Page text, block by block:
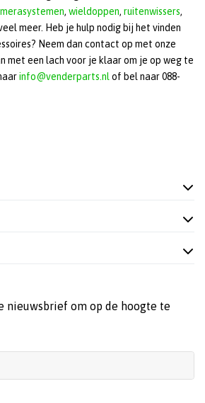
, wieldoppen, ruitenwissers,
meer. Heb je hulp nodig bij het vinden
Neem dan contact op met onze
met een lach voor je klaar om je op weg te
info@venderparts.nl of bel naar 088-
nieuwsbrief om op de hoogte te